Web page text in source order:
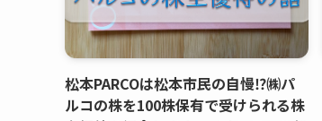
松本PARCOは松本市民の自慢⁉㈱パ
ルコの株を100株保有で受けられる株